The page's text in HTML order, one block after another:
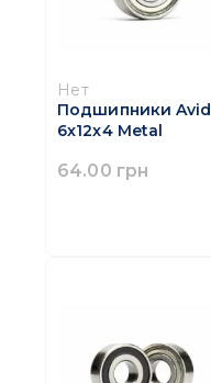
Нет
Подшипники Avid
6x12x4 Metal
64.00 грн